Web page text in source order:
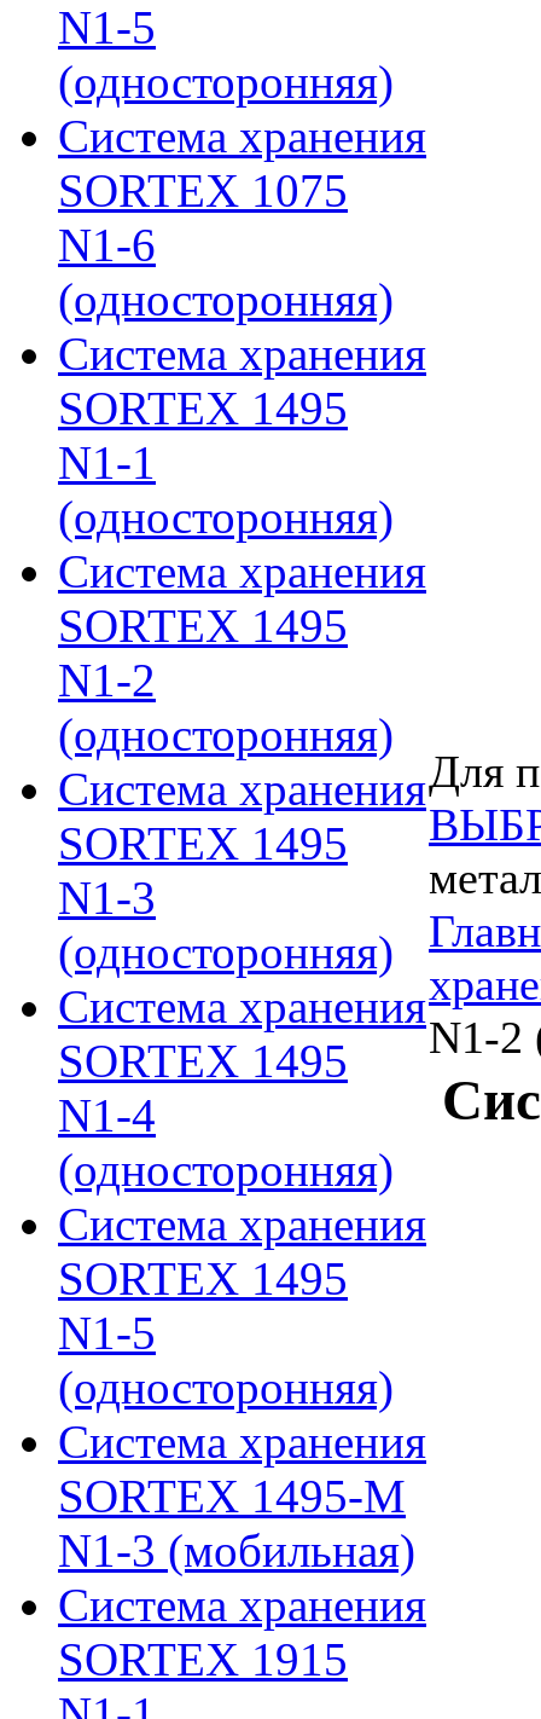
N1-5
(односторонняя)
Система хранения
SORTEX 1075
N1-6
(односторонняя)
Система хранения
SORTEX 1495
N1-1
(односторонняя)
Система хранения
SORTEX 1495
N1-2
(односторонняя)
Система хранения
SORTEX 1495
N1-3
(односторонняя)
Система хранения
SORTEX 1495
N1-4
(односторонняя)
Система хранения
SORTEX 1495
N1-5
(односторонняя)
Система хранения
SORTEX 1495-M
N1-3 (мобильная)
Система хранения
SORTEX 1915
Для
N1-2